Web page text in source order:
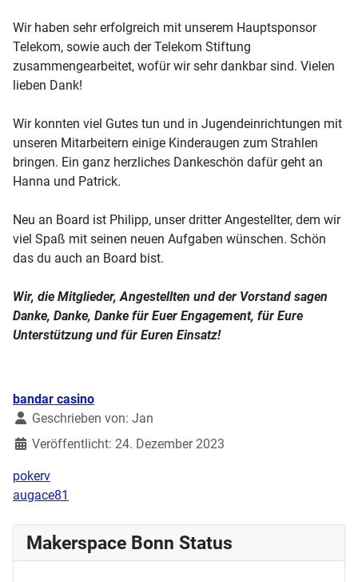
Wir haben sehr erfolgreich mit unserem Hauptsponsor
Telekom, sowie auch der Telekom Stiftung
zusammengearbeitet, wofür wir sehr dankbar sind. Vielen
lieben Dank!
Wir konnten viel Gutes tun und in Jugendeinrichtungen mit
unseren Mitarbeitern einige Kinderaugen zum Strahlen
bringen. Ein ganz herzliches Dankeschön dafür geht an
Hanna und Patrick.
Neu an Board ist Philipp, unser dritter Angestellter, dem wir
viel Spaß mit seinen neuen Aufgaben wünschen. Schön
das du auch an Board bist.
Wir, die Mitglieder, Angestellten und der Vorstand sagen
Danke, Danke, Danke für Euer Engagement, für Eure
Unterstützung und für Euren Einsatz!
Details
bandar casino
Geschrieben von: Jan
Veröffentlicht: 24. Dezember 2023
pokerv
augace81
Makerspace Bonn Status